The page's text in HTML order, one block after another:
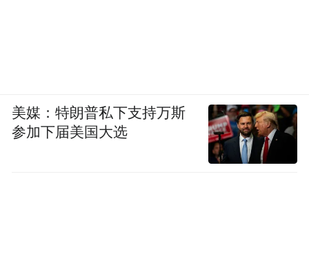
美媒：特朗普私下支持万斯
参加下届美国大选